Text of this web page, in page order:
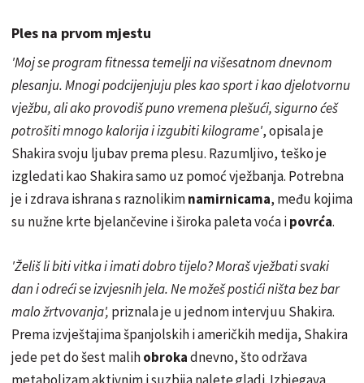
Ples na prvom mjestu
'Moj se program fitnessa temelji na višesatnom dnevnom
plesanju. Mnogipodcijenjujuples kao sport i kao djelotvornu
vježbu, ali ako provodiš puno vremena plešući, sigurno ćeš
potrošiti mnogo kalorija i izgubiti kilograme', opisala je
Shakira svoju ljubav prema plesu. Razumljivo, teško je
izgledati kao Shakira samo uz pomoć vježbanja. Potrebna
je i zdrava ishrana s raznolikimnamirnicama, među kojima
su nužne krte bjelančevine i široka paleta voća ipovrća.
'Želiš li biti vitka i imati dobro tijelo? Moraš vježbati svaki
dan i odreći se izvjesnih jela. Ne možeš postići ništa bez bar
malo žrtvovanja', priznala je u jednom intervjuu Shakira.
Prema izvještajima španjolskih i američkih medija, Shakira
jede pet do šest malihobrokadnevno, što održava